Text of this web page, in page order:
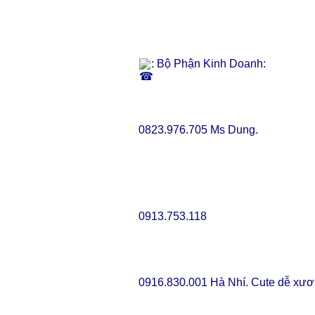
: Bộ Phận Kinh Doanh:
0823.976.705 Ms Dung.
0913.753.118
0916.830.001 Hà Nhí. Cute dễ